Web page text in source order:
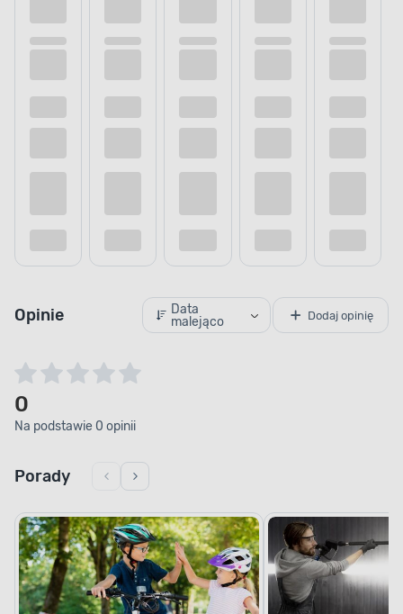
Opinie
Data
malejąco
Dodaj opinię
0
Na podstawie 0 opinii
Porady